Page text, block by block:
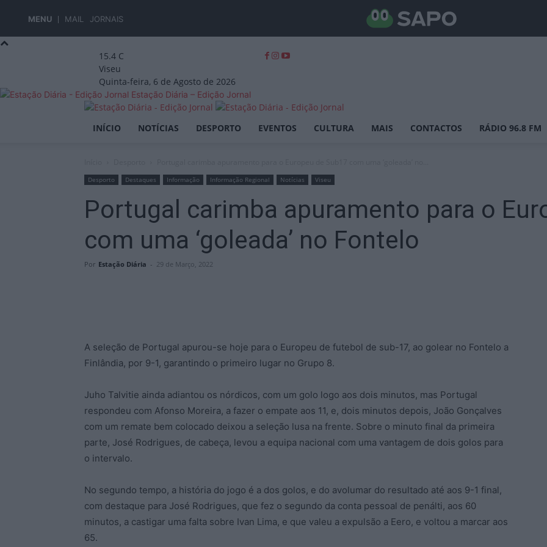
MENU MAIL JORNAIS
15.4 C
Viseu
Quinta-feira, 6 de Agosto de 2026
Estação Diária – Edição Jornal
INÍCIO NOTÍCIAS DESPORTO EVENTOS CULTURA MAIS CONTACTOS RÁDIO 96.8 FM
Desporto Destaques Informação Informação Regional Notícias Viseu
Portugal carimba apuramento para o
com uma ‘goleada’ no Fontelo
Por Estação Diária - 29 de Março, 2022
A seleção de Portugal apurou-se hoje para o Europeu de futebol de sub-17, ao golear no Fontelo a
Finlândia, por 9-1, garantindo o primeiro lugar no Grupo 8.
Juho Talvitie ainda adiantou os nórdicos, com um golo logo aos dois minutos, mas Portugal
respondeu com Afonso Moreira, a fazer o empate aos 11, e, dois minutos depois, João Gonçalves
com um remate bem colocado deixou a seleção lusa na frente. Sobre o minuto final da primeira
parte, José Rodrigues, de cabeça, levou a equipa nacional com uma vantagem de dois golos para
o intervalo.
No segundo tempo, a história do jogo é a dos golos, e do avolumar do resultado até aos 9-1 final,
com destaque para José Rodrigues, que fez o segundo da conta pessoal de penálti, aos 60
minutos, a castigar uma falta sobre Ivan Lima, e que valeu a expulsão a Eero, e voltou a marcar aos
65.